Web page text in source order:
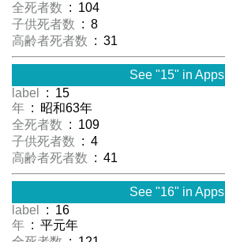
全死者数 : 104
子供死者数 : 8
高齢者死者数 : 31
See "15" in Apps
label
: 15
年 : 昭和63年
全死者数 : 109
子供死者数 : 4
高齢者死者数 : 41
See "16" in Apps
label
: 16
年 : 平元年